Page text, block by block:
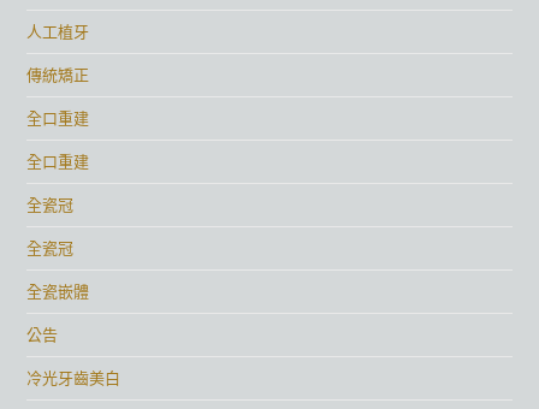
人工植牙
傳統矯正
全口重建
全口重建
全瓷冠
全瓷冠
全瓷嵌體
公告
冷光牙齒美白